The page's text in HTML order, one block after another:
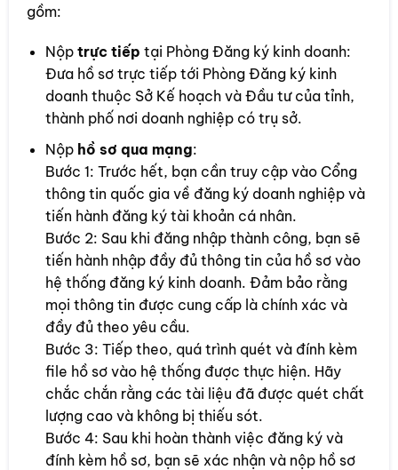
gồm:
Nộptrực tiếp tại Phòng Đăng ký kinh doanh:
Đưa hồ sơ trực tiếp tới Phòng Đăng ký kinh
doanh thuộc Sở Kế hoạch và Đầu tư của tỉnh,
thành phố nơi doanh nghiệp có trụ sở.
Nộp hồ sơ qua mạng:
Bước 1: Trước hết, bạn cần truy cập vào Cổng
thông tin quốc gia về đăng ký doanh nghiệp và
tiến hành đăng ký tài khoản cá nhân.
Bước 2: Sau khi đăng nhập thành công, bạn sẽ
tiến hành nhập đầy đủ thông tin của hồ sơ vào
hệ thống đăng ký kinh doanh. Đảm bảo rằng
mọi thông tin được cung cấp là chính xác và
đầy đủ theo yêu cầu.
Bước 3: Tiếp theo, quá trình quét và đính kèm
file hồ sơ vào hệ thống được thực hiện. Hãy
chắc chắn rằng các tài liệu đã được quét chất
lượng cao và không bị thiếu sót.
Bước 4: Sau khi hoàn thành việc đăng ký và
đính kèm hồ sơ, bạn sẽ xác nhận và nộp hồ sơ